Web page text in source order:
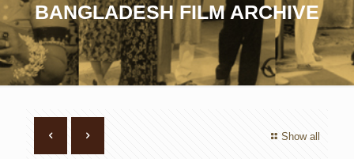
BANGLADESH FILM ARCHIVE
Show all